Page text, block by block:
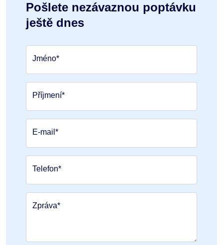
Pošlete nezávaznou poptávku
ještě dnes
Jméno*
Příjmení*
E-mail*
Telefon*
Zpráva*